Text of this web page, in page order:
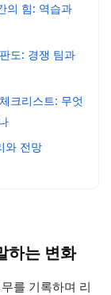
의 힘: 역습과
도: 경쟁 팀과
크리스트: 무엇
와 전망
하는 변화
를 기록하며 리